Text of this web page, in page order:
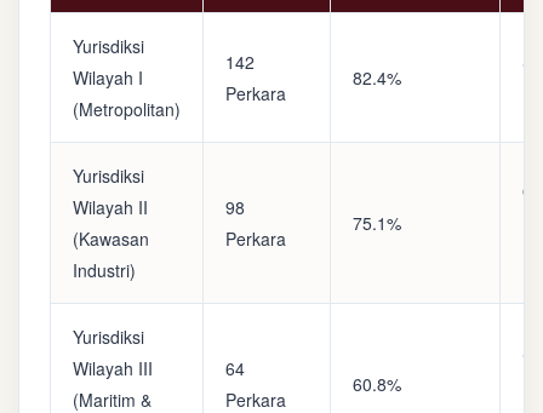
Yurisdiksi
Wilayah I
(Metropolitan)
142
Perkara
82.4%
Yurisdiksi
Wilayah II
(Kawasan
Industri)
98
Perkara
75.1%
Yurisdiksi
Wilayah III
(Maritim &
64
Perkara
60.8%